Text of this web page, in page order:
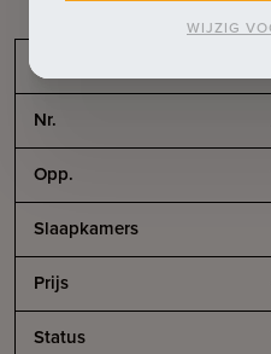
WIJZIG